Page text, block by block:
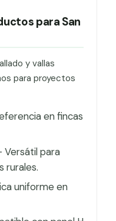
para San
y vallas
para proyectos
en fincas
para
rurales.
uniforme en